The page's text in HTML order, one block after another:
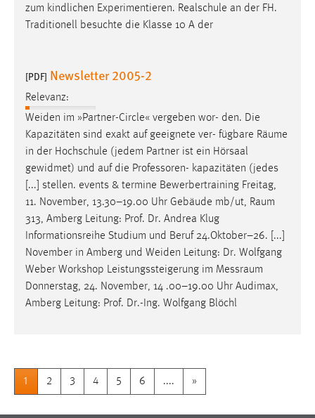
zum kindlichen Experimentieren. Realschule an der FH.
Traditionell besuchte die Klasse 10 A der
[PDF] Newsletter 2005-2
Relevanz:
Weiden im »Partner-Circle« vergeben wor- den. Die
Kapazitäten sind exakt auf geeignete ver- fügbare Räume
in der Hochschule (jedem Partner ist ein Hörsaal
gewidmet) und auf die Professoren- kapazitäten (jedes
[...] stellen. events & termine Bewerbertraining Freitag,
11. November, 13.30–19.00 Uhr Gebäude mb/ut, Raum
313, Amberg Leitung: Prof. Dr. Andrea Klug
Informationsreihe Studium und Beruf 24.Oktober–26. [...]
November in Amberg und Weiden Leitung: Dr. Wolfgang
Weber Workshop Leistungssteigerung im Messraum
Donnerstag, 24. November, 14 .00–19.00 Uhr Audimax,
Amberg Leitung: Prof. Dr.-Ing. Wolfgang Blöchl
1 2 3 4 5 6 .... »